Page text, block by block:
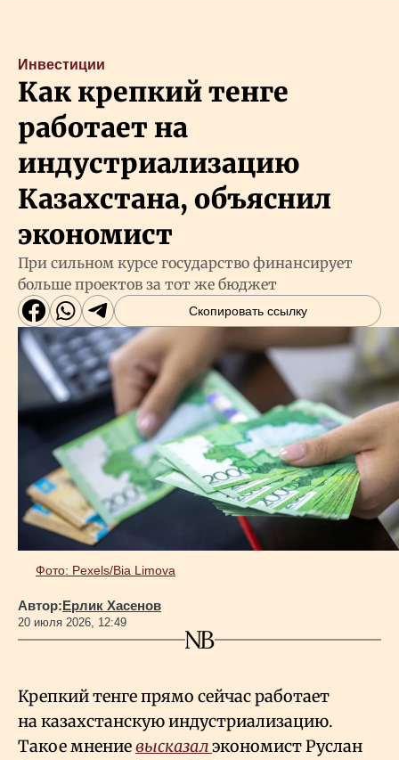
Инвестиции
Как крепкий тенге
работает на
индустриализацию
Казахстана, объяснил
экономист
При сильном курсе государство финансирует
больше проектов за тот же бюджет
Скопировать ссылку
Фото: Pexels/Bia Limova
Автор:Ерлик Хасенов
20 июля 2026, 12:49
Крепкий тенге прямо сейчас работает
на казахстанскую индустриализацию.
Такое мнениевысказалэкономист Руслан